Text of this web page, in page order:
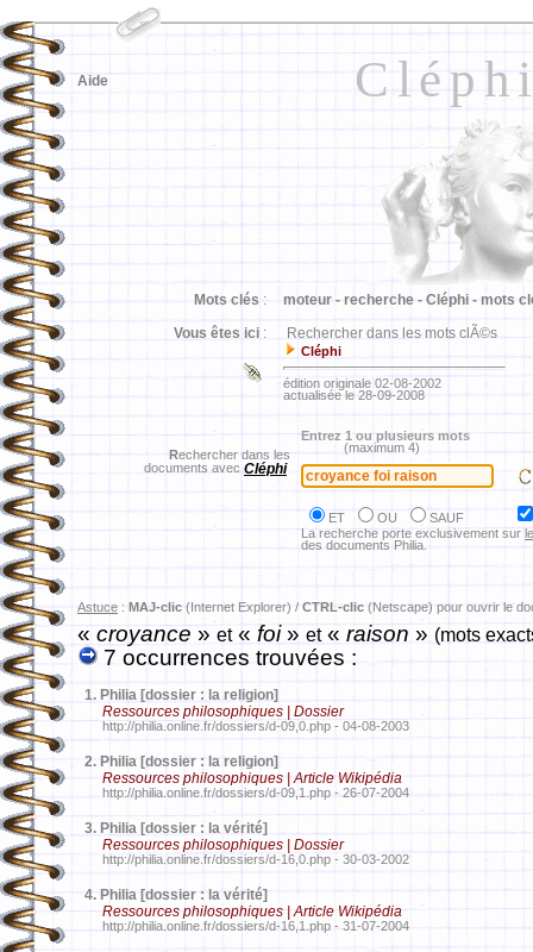
Aide
Mots clés : moteur - recherche - Cléphi - mots
Vous êtes ici : Rechercher dans les mots clÃ©s
Cléphi
édition originale 02-08-2002
actualisée le 28-09-2008
Rechercher dans les
documents avec Cléphi
Entrez 1 ou plusieurs mots
(maximum 4)
ET OU
SAUF
La recherche porte exclusivement sur
des documents Philia.
Astuce : MAJ-clic (Internet Explorer) / CTRL-clic (Netscape) pour ouvrir le
«croyance» et« foi» et« raison » (mots
7 occurrences trouvées :
1. Philia [dossier : la religion]
Ressources philosophiques | Dossier
http://philia.online.fr/dossiers/d-09,0.php - 04-08-2003
2. Philia [dossier : la religion]
Ressources philosophiques | Article Wikipédia
http://philia.online.fr/dossiers/d-09,1.php - 26-07-2004
3. Philia [dossier : la vérité]
Ressources philosophiques | Dossier
http://philia.online.fr/dossiers/d-16,0.php - 30-03-2002
4. Philia [dossier : la vérité]
Ressources philosophiques | Article Wikipédia
http://philia.online.fr/dossiers/d-16,1.php - 31-07-2004